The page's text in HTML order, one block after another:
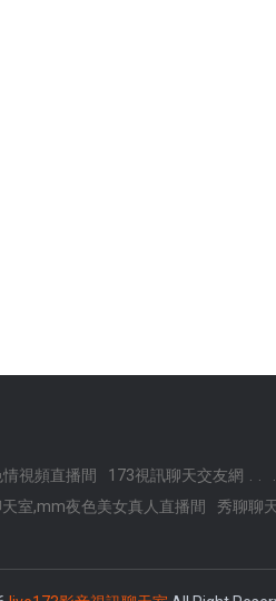
視頻直播間 173視訊聊天交友網 .
室,mm夜色美女真人直播間 秀聊聊